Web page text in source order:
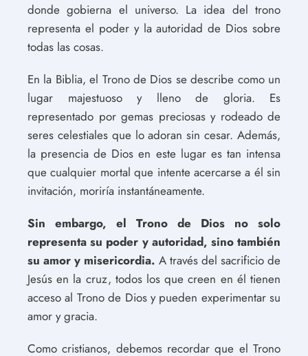
donde gobierna el universo. La idea del trono
representa el poder y la autoridad de Dios sobre
todas las cosas.
En la Biblia, el Trono de Dios se describe como un
lugar majestuoso y lleno de gloria. Es
representado por gemas preciosas y rodeado de
seres celestiales que lo adoran sin cesar. Además,
la presencia de Dios en este lugar es tan intensa
que cualquier mortal que intente acercarse a él sin
invitación, moriría instantáneamente.
Sin embargo, el Trono de Dios no solo
representa su poder y autoridad, sino también
su amor y misericordia. A través del sacrificio de
Jesús en la cruz, todos los que creen en él tienen
acceso al Trono de Dios y pueden experimentar su
amor y gracia.
Como cristianos, debemos recordar que el Trono